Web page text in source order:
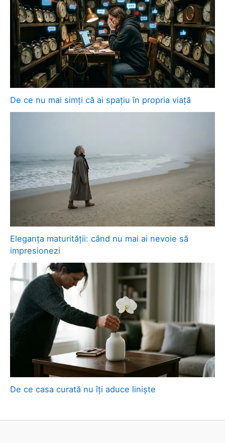
De ce nu mai simți că ai spațiu în propria viață
Eleganța maturității: când nu mai ai nevoie să
impresionezi
De ce casa curată nu îți aduce liniște